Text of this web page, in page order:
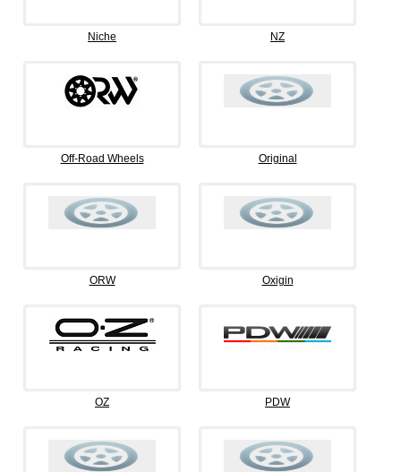
Niche NZ
Off-Road Wheels Original
ORW Oxigin
OZ PDW